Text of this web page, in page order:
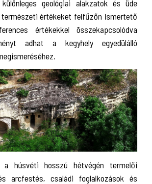
különleges geológiai alakzatok és üde
értékeket felfűzőn ismertető
értékekkel összekapcsolódva
adhat a kegyhely egyedülálló
a húsvéti hosszú hétvégén termelői
arcfestés, családi foglalkozások és